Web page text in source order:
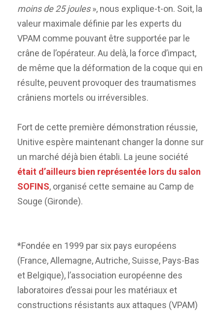
moins de 25 joules», nous explique-t-on. Soit, la
valeur maximale définie par les experts du
VPAM comme pouvant être supportée par le
crâne de l’opérateur. Au delà, la force d’impact,
de même que la déformation de la coque qui en
résulte, peuvent provoquer des traumatismes
crâniens mortels ou irréversibles.
Fort de cette première démonstration réussie,
Unitive espère maintenant changer la donne sur
un marché déjà bien établi. La jeune société
était d’ailleurs bien représentée lors du salon
SOFINS, organisé cette semaine au Camp de
Souge (Gironde).
*Fondée en 1999 par six pays européens
(France, Allemagne, Autriche, Suisse, Pays-Bas
et Belgique), l’association européenne des
laboratoires d’essai pour les matériaux et
constructions résistants aux attaques (VPAM)